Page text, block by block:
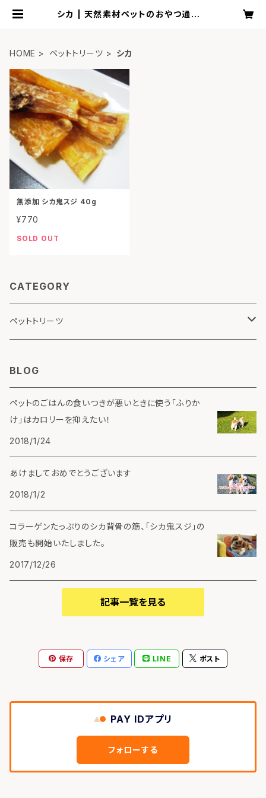
シカ | 天然素材ペットのおやつ通販シ
HOME ペットトリーツ シカ
無添加 シカ鬼スジ 40g
¥770
SOLD OUT
CATEGORY
ペットトリーツ
BLOG
ペットのごはんの食いつきが悪いときに使う「ふりか
け」はカロリーを抑えたい！
2018/1/24
あけましておめでとうございます
2018/1/2
コラーゲンたっぷりのシカ背骨の筋、「シカ鬼スジ」の
販売も開始いたしました。
2017/12/26
記事一覧を見る
保存 シェア LINE ポスト
PAY IDアプリ
フォローする